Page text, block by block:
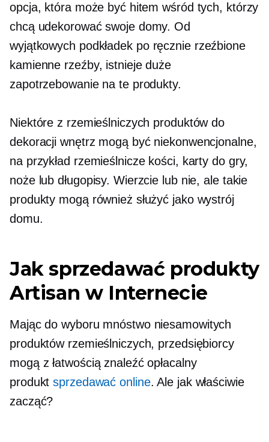
opcja, która może być hitem wśród tych, którzy
chcą udekorować swoje domy. Od
wyjątkowych podkładek po ręcznie rzeźbione
kamienne rzeźby, istnieje duże
zapotrzebowanie na te produkty.
Niektóre z rzemieślniczych produktów do
dekoracji wnętrz mogą być niekonwencjonalne,
na przykład rzemieślnicze kości, karty do gry,
noże lub długopisy. Wierzcie lub nie, ale takie
produkty mogą również służyć jako wystrój
domu.
Jak sprzedawać produkty
Artisan w Internecie
Mając do wyboru mnóstwo niesamowitych
produktów rzemieślniczych, przedsiębiorcy
mogą z łatwością znaleźć opłacalny
produktsprzedawać online. Ale jak właściwie
zacząć?